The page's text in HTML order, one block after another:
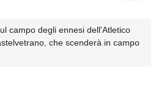
campo degli ennesi dell'Atletico
che scenderà in campo